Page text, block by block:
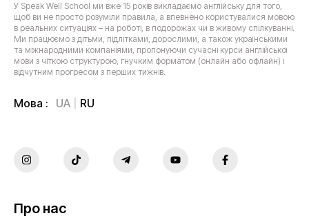
У Speak Well School ми вже 15 років викладаємо англійську для того,
щоб ви не просто розуміли правила, а впевнено користувалися мовою
в реальних ситуаціях – на роботі, в подорожах чи в живому спілкуванні.
Ми працюємо з дітьми, підлітками, дорослими, а також українськими
та міжнародними компаніями, пропонуючи сучасні курси англійської
мови з чіткою структурою, гнучким форматом (онлайн або офлайн) і
відчутним прогресом з перших тижнів.
Мова : UA RU
Про нас